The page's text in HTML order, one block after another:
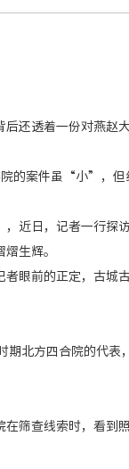
透着一份对燕赵
的案件虽“小”，但
日，记者一行探
生辉。
前的正定，古城
北方四合院的代表
查线索时，看到